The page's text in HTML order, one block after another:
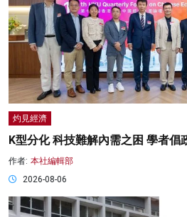
灼見經濟
K型分化 科技難解內需之困 學者倡
作者: 本社編輯部
2026-08-06